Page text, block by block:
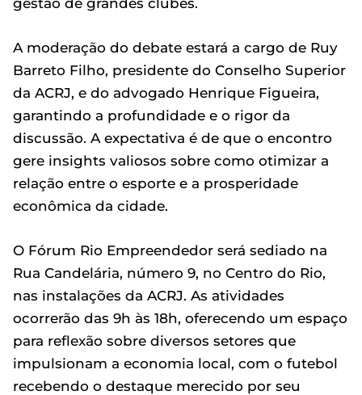
gestão de grandes clubes.
A moderação do debate estará a cargo de Ruy
Barreto Filho, presidente do Conselho Superior
da ACRJ, e do advogado Henrique Figueira,
garantindo a profundidade e o rigor da
discussão. A expectativa é de que o encontro
gere insights valiosos sobre como otimizar a
relação entre o esporte e a prosperidade
econômica da cidade.
O Fórum Rio Empreendedor será sediado na
Rua Candelária, número 9, no Centro do Rio,
nas instalações da ACRJ. As atividades
ocorrerão das 9h às 18h, oferecendo um espaço
para reflexão sobre diversos setores que
impulsionam a economia local, com o futebol
recebendo o destaque merecido por seu